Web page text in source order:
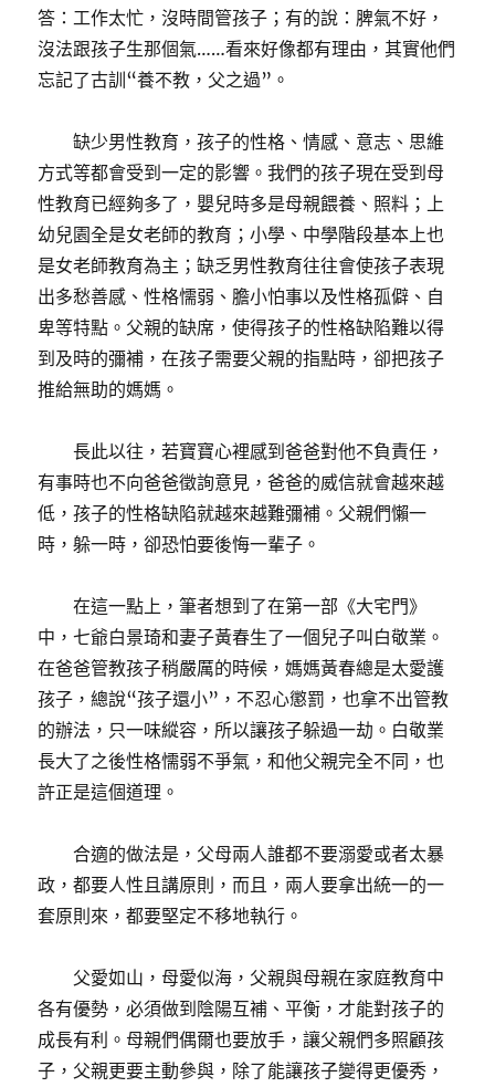
答：工作太忙，沒時間管孩子；有的說：脾氣不好，
沒法跟孩子生那個氣……看來好像都有理由，其實他們
忘記了古訓“養不教，父之過”。
缺少男性教育，孩子的性格、情感、意志、思維
方式等都會受到一定的影響。我們的孩子現在受到母
性教育已經夠多了，嬰兒時多是母親餵養、照料；上
幼兒園全是女老師的教育；小學、中學階段基本上也
是女老師教育為主；缺乏男性教育往往會使孩子表現
出多愁善感、性格懦弱、膽小怕事以及性格孤僻、自
卑等特點。父親的缺席，使得孩子的性格缺陷難以得
到及時的彌補，在孩子需要父親的指點時，卻把孩子
推給無助的媽媽。
長此以往，若寶寶心裡感到爸爸對他不負責任，
有事時也不向爸爸徵詢意見，爸爸的威信就會越來越
低，孩子的性格缺陷就越來越難彌補。父親們懶一
時，躲一時，卻恐怕要後悔一輩子。
在這一點上，筆者想到了在第一部《大宅門》
中，七爺白景琦和妻子黃春生了一個兒子叫白敬業。
在爸爸管教孩子稍嚴厲的時候，媽媽黃春總是太愛護
孩子，總說“孩子還小”，不忍心懲罰，也拿不出管教
的辦法，只一味縱容，所以讓孩子躲過一劫。白敬業
長大了之後性格懦弱不爭氣，和他父親完全不同，也
許正是這個道理。
合適的做法是，父母兩人誰都不要溺愛或者太暴
政，都要人性且講原則，而且，兩人要拿出統一的一
套原則來，都要堅定不移地執行。
父愛如山，母愛似海，父親與母親在家庭教育中
各有優勢，必須做到陰陽互補、平衡，才能對孩子的
成長有利。母親們偶爾也要放手，讓父親們多照顧孩
子，父親更要主動參與，除了能讓孩子變得更優秀，